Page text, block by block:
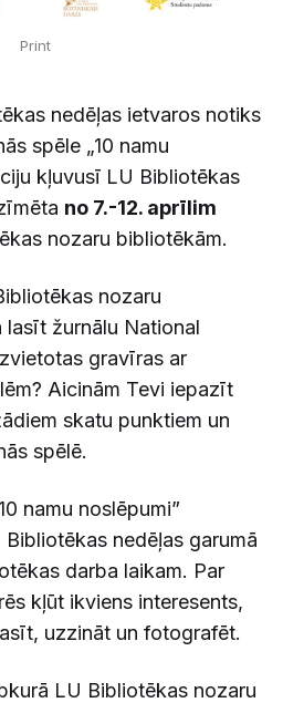
Print
nedēļas ietvaros notiks
spēle „10 namu
kļuvusī LU Bibliotēkas
no 7.-12. aprīlim
nozaru bibliotēkām.
nozaru
lasīt žurnālu National
gravīras ar
Aicinām Tevi iepazīt
skatu punktiem un
spēlē.
namu noslēpumi”
nedēļas garumā
darba laikam. Par
kļūt ikviens interesents,
uzzināt un fotografēt.
LU Bibliotēkas nozaru